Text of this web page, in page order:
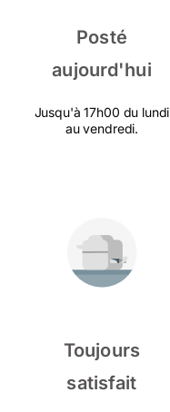
Posté
aujourd'hui
Jusqu'à 17h00 du lundi
au vendredi.
Toujours
satisfait